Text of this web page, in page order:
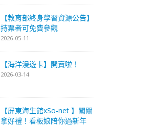
【教育部終身學習資源公告】
持票者可免費參觀
2026-05-11
【海洋漫遊卡】開賣啦！
2026-03-14
【屏東海生館xSo-net 】闖關
拿好禮！看板娘陪你過新年